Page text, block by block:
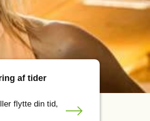
af tider
flytte din tid,